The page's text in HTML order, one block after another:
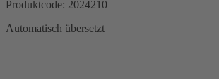
Produktcode: 2024210
Automatisch übersetzt